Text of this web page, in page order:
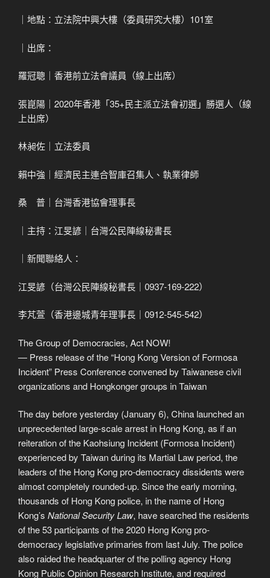
｜地點：立法院中興大樓（委員研究大樓）101室
｜出席：
羅冠聰｜香港前立法會議員（線上出席）
張崑陽｜2020年香港「35+民主派立法會初選」勝選人（線
上出席）
林昶佐｜立法委員
賴中強｜經濟民主連合智庫召集人、執業律師
桑 普｜台灣香港協會理事長
｜主持：江旻諺｜台灣公民陣線秘書長
｜新聞聯絡人：
江旻諺（台灣公民陣線秘書長｜0937-169-222）
李芃萱（香港邊城青年理事長｜0912-545-542）
The Group of Democracies, Act NOW!
— Press release of the “Hong Kong Version of Formosa
Incident” Press Conference convened by Taiwanese civil
organizations and Hongkonger groups in Taiwan
The day before yesterday (January 6), China launched an
unprecedented large-scale arrest in Hong Kong, as if an
reiteration of the Kaohsiung Incident (Formosa Incident)
experienced by Taiwan during its Martial Law period, the
leaders of the Hong Kong pro-democracy dissidents were
almost completely rounded-up. Since the early morning,
thousands of Hong Kong police, in the name of Hong
Kong’s National Security Law, have searched the residents
of the 53 participants of the 2020 Hong Kong pro-
democracy legislative primaries from last July. The police
also raided the headquarter of the polling agency Hong
Kong Public Opinion Research Institute, and required